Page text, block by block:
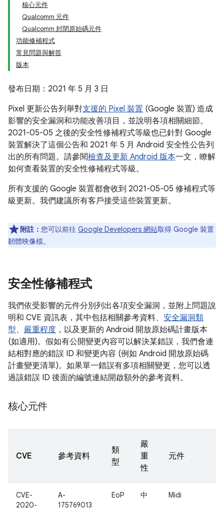
核心元件
Qualcomm 元件
Qualcomm 封閉原始碼元件
功能修補程式
常見問題與解答
版本
發布日期：2021 年 5 月 3 日
Pixel 更新公告列舉對支援的 Pixel 裝置 (Google 裝置) 造成
影響的安全漏洞和功能改善項目，並說明各項相關細節。
2021-05-05 之後的安全性修補程式等級也已針對 Google
裝置解決了這個公告和 2021 年 5 月 Android 安全性公告列
出的所有問題。請參閱檢查及更新 Android 版本一文，瞭解
如何查看裝置的安全性修補程式等級。
所有支援的 Google 裝置都會收到 2021-05-05 修補程式等
級更新。我們建議所有客戶接受這些裝置更新。
附註： 您可以前往 Google Developers 網站取得 Google 裝置
韌體映像檔。
安全性修補程式
我們依受影響的元件分別列出各項安全漏洞，並附上問題說
明和 CVE 資訊表，其中包括相關參考資料、 安全漏洞類
型、 嚴重程度 ，以及更新的 Android 開放原始碼計畫版本
(如適用)。假如有公開變更內容可以解決某錯誤，我們會連
結相對應的錯誤 ID 和變更內容 (例如 Android 開放原始碼
計畫變更清單)。如果單一錯誤有多項相關變更，您可以透
過該錯誤 ID 後面的編號連結開啟額外的參考資料。
核心元件
CVE 參考資料
類
型
嚴
重
性
元件
CVE-
2020-
A-
175769013
EoP 中 Midi